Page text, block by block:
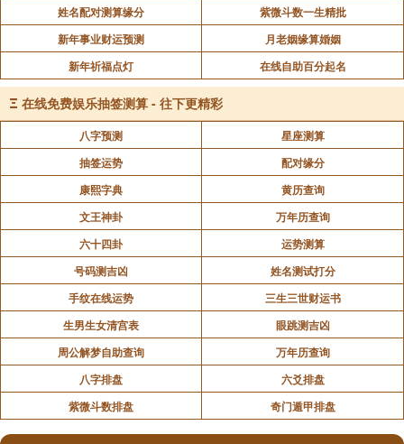
姓名配对测算缘分
紫微斗数一生精批
新年事业财运预测
月老姻缘算婚姻
新年祈福点灯
在线自助百分起名
Ξ 在线免费娱乐抽签测算 - 往下更精彩
八字预测
星座测算
抽签运势
配对缘分
康熙字典
黄历查询
文王神卦
万年历查询
六十四卦
运势测算
号码测吉凶
姓名测试打分
手纹在线运势
三生三世财运书
生男生女清宫表
眼跳测吉凶
周公解梦自助查询
万年历查询
八字排盘
六爻排盘
紫微斗数排盘
奇门遁甲排盘